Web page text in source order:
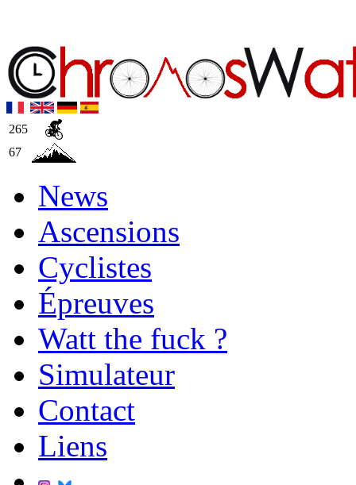
265
67
News
Ascensions
Cyclistes
Épreuves
Watt the fuck ?
Simulateur
Contact
Liens